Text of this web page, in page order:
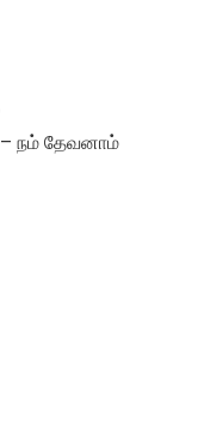
– நம் தேவனாம்